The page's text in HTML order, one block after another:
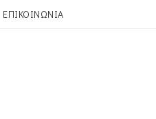
ΕΠΙΚΟΙΝΩΝΙΑ